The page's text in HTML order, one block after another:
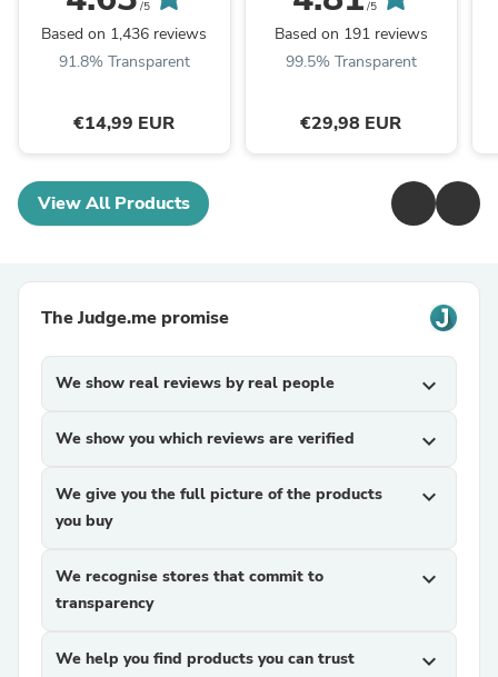
/5
Based on 1,436 reviews
91.8% Transparent
€14,99 EUR
/5
Based on 191 reviews
99.5% Transparent
€29,98 EUR
View All Products
The Judge.me promise
We show real reviews by real people expand_more
We show you which reviews are verified expand_more
We give you the full picture of the products
you buy
expand_more
We recognise stores that commit to
transparency
expand_more
We help you find products you can trust expand_more